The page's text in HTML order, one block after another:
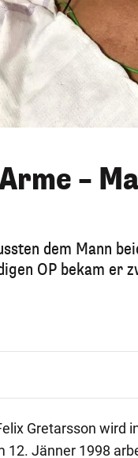
–
dem Mann
OP bekam er
Gretarsson wird
12. Jänner 1998